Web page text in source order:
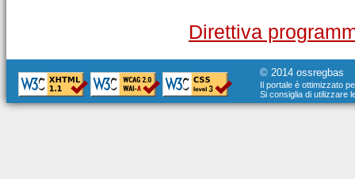
Direttiva
© 2014 ossregbas
Il portale è ottimizzato
Si consiglia di utilizzare